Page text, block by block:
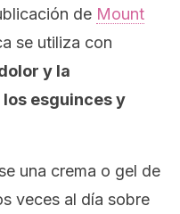
de Mount
se utiliza con
y la
esguinces y
una crema o gel de
veces al día sobre